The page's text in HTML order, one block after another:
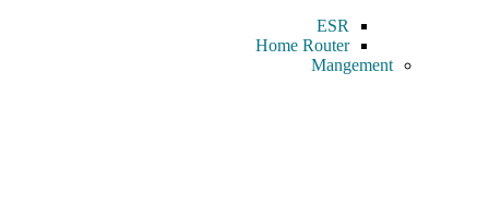
ESR
Home Router
Mangement